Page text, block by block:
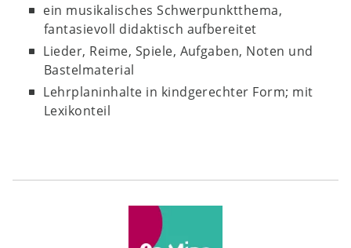
ein musikalisches Schwerpunktthema,
fantasievoll didaktisch aufbereitet
Lieder, Reime, Spiele, Aufgaben, Noten und
Bastelmaterial
Lehrplaninhalte in kindgerechter Form; mit
Lexikonteil